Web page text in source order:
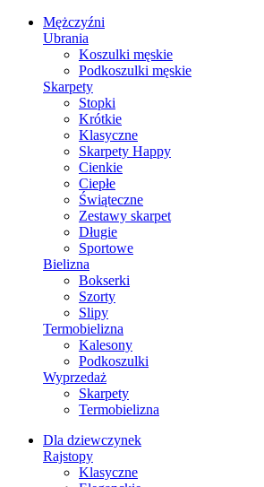
Mężczyźni
Ubrania
Koszulki męskie
Podkoszulki męskie
Skarpety
Stopki
Krótkie
Klasyczne
Skarpety Happy
Cienkie
Ciepłe
Świąteczne
Zestawy skarpet
Długie
Sportowe
Bielizna
Bokserki
Szorty
Slipy
Termobielizna
Kalesony
Podkoszulki
Wyprzedaż
Skarpety
Termobielizna
Dla dziewczynek
Rajstopy
Klasyczne